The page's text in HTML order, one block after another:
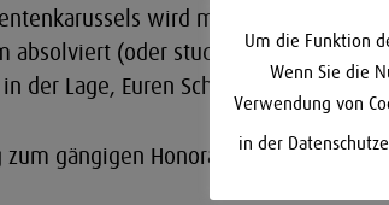
wird manchmal
absolviert (oder studieren noch
der Lage, Euren Schülern die
zum gängigen Honorarsatz
Um die Funktion
Wenn Sie die
Verwendung von
in der